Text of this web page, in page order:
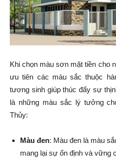
Khi chọn màu sơn mặt tiền cho
ưu tiên các màu sắc thuộc
tương sinh giúp thúc đẩy sự
là những màu sắc lý tưởng
Thủy:
Màu đen: Màu đen là màu
mang lại sự ổn định và vững